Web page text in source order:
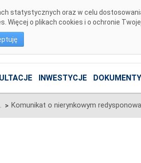
statystycznych oraz w celu
o plikach cookies i o ochronie
INWESTYCJE DOKUMENTY
>